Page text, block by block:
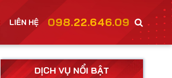
LIÊN HỆ 098.22.646.09
DỊCH VỤ NỔI BẬT